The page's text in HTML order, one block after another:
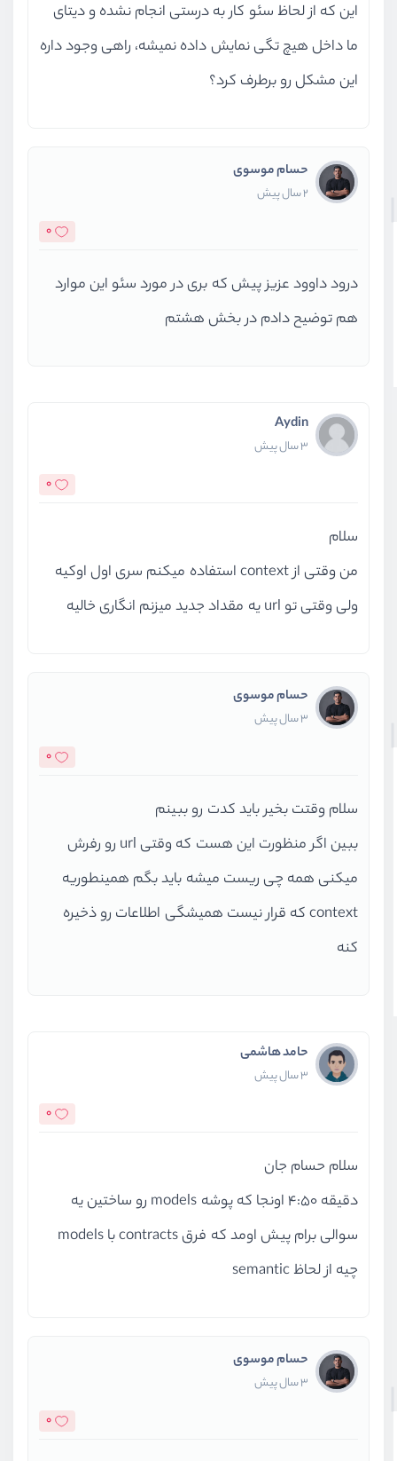
این که از لحاظ سئو کار به درستی انجام نشده و دیتای
ما داخل هیچ تگی نمایش داده نمیشه، راهی وجود داره
این مشکل رو برطرف کرد؟
حسام موسوی
2 سال پیش
0
درود داوود عزیز پیش که بری در مورد سئو این موارد
هم توضیح دادم در بخش هشتم
Aydin
3 سال پیش
0
سلام
من وقتی از context استفاده میکنم سری اول اوکیه
ولی وقتی تو url یه مقداد جدید میزنم انگاری خالیه
حسام موسوی
3 سال پیش
0
سلام وقتت بخیر باید کدت رو ببینم
ببین اگر منظورت این هست که وقتی url رو رفرش
میکنی همه چی ریست میشه باید بگم همینطوریه
context که قرار نیست همیشگی اطلاعات رو ذخیره
کنه
حامد هاشمی
3 سال پیش
0
سلام حسام جان
دقیقه ۴:۵۰ اونجا که پوشه models رو ساختین یه
سوالی برام پیش اومد که فرق contracts با models
چیه از لحاظ semantic
حسام موسوی
3 سال پیش
0